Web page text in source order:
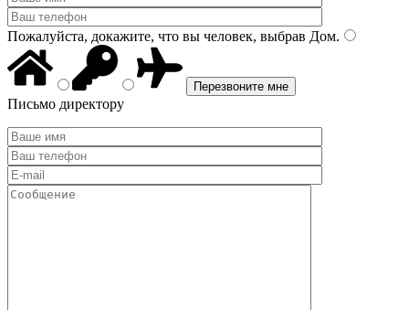
Пожалуйста, докажите, что вы человек, выбрав Дом.
Письмо директору